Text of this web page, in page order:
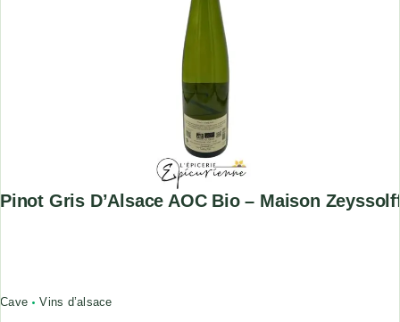
Pinot Gris D’Alsace AOC Bio – Maison
Cave Vins d’alsace